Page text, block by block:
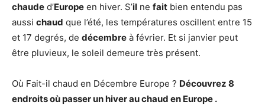
chaude d’Europe en hiver. S’il ne fait bien entendu pas
aussi chaud que l’été, les températures oscillent entre 15
et 17 degrés, de décembre à février. Et si janvier peut
être pluvieux, le soleil demeure très présent.
Où Fait-il chaud en Décembre Europe ? Découvrez 8
endroits où passer un hiver auchaud en Europe .